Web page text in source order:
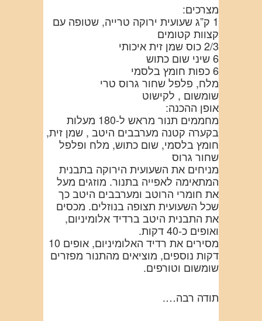
מצרכים:
1 ק”ג שעועית ירוקה טרייה, שטופה עם
קצוות קטומים
2/3 כוס שמן זית איכותי
6 שיני שום כתוש
6 כפות חומץ בלסמי
מלח, פלפל שחור גרוס טרי
שומשום , לקישוט
אופן ההכנה:
מחממים תנור מראש ל-180 מעלות
בקערה קטנה מערבבים היטב , שמן זית,
חומץ בלסמי, שום כתוש, מלח ופלפל
שחור גרוס
מניחים את השעועית הירוקה בתבנית
המתאימה לאפייה בתנור. מוזגים מעל
את חומרי הרוטב ומערבבים היטב כך
שכל השעועית תצופה בנוזלים. מכסים
את התבנית היטב ברדיד אלומיניום,
ואופים כ-40 דקות.
מסירים את רדיד האלומיניום, אופים 10
דקות נוספים, מוציאים מהתנור מפזרים
שומשום וטורפים.
תודה רבה….